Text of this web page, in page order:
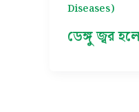
Diseases)
ডেঙ্গু জ্বর